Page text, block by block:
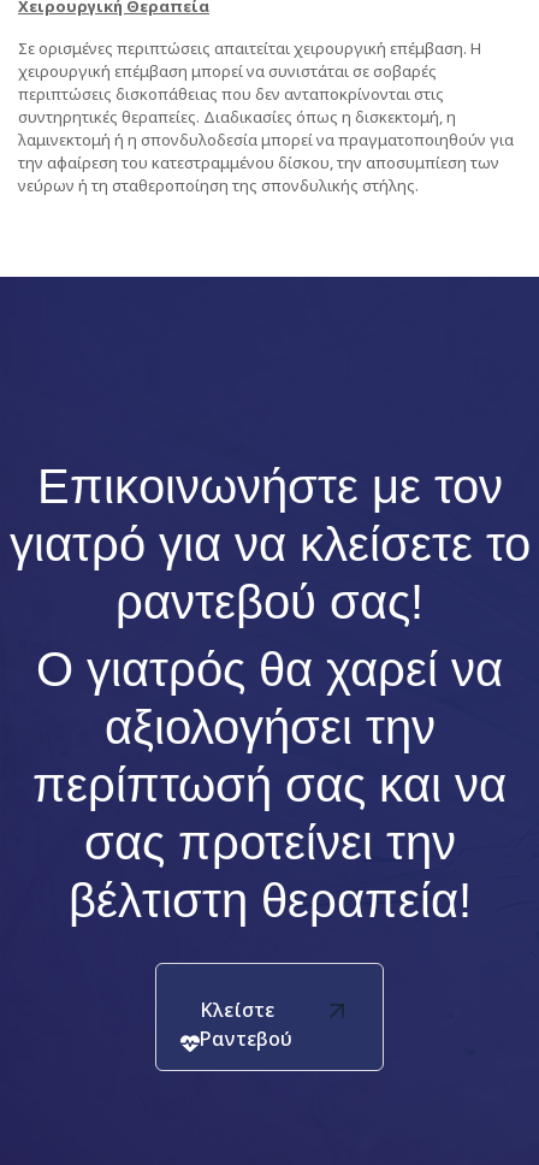
Χειρουργική Θεραπεία
Σε ορισμένες περιπτώσεις απαιτείται χειρουργική επέμβαση. Η
χειρουργική επέμβαση μπορεί να συνιστάται σε σοβαρές
περιπτώσεις δισκοπάθειας που δεν ανταποκρίνονται στις
συντηρητικές θεραπείες. Διαδικασίες όπως η δισκεκτομή, η
λαμινεκτομή ή η σπονδυλοδεσία μπορεί να πραγματοποιηθούν για
την αφαίρεση του κατεστραμμένου δίσκου, την αποσυμπίεση των
νεύρων ή τη σταθεροποίηση της σπονδυλικής στήλης.
Επικοινωνήστε με τον
γιατρό για να κλείσετε το
ραντεβού σας!
Ο γιατρός θα χαρεί να
αξιολογήσει την
περίπτωσή σας και να
σας προτείνει την
βέλτιστη θεραπεία!
Κλείστε
Ραντεβού